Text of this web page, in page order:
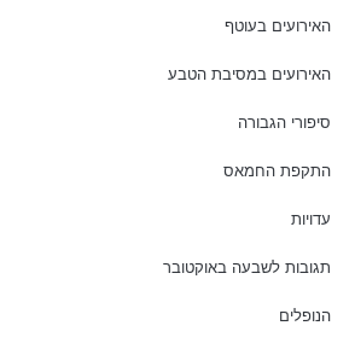
האירועים בעוטף
האירועים במסיבת הטבע
סיפורי הגבורה
התקפת החמאס
עדויות
תגובות לשבעה באוקטובר
הנופלים